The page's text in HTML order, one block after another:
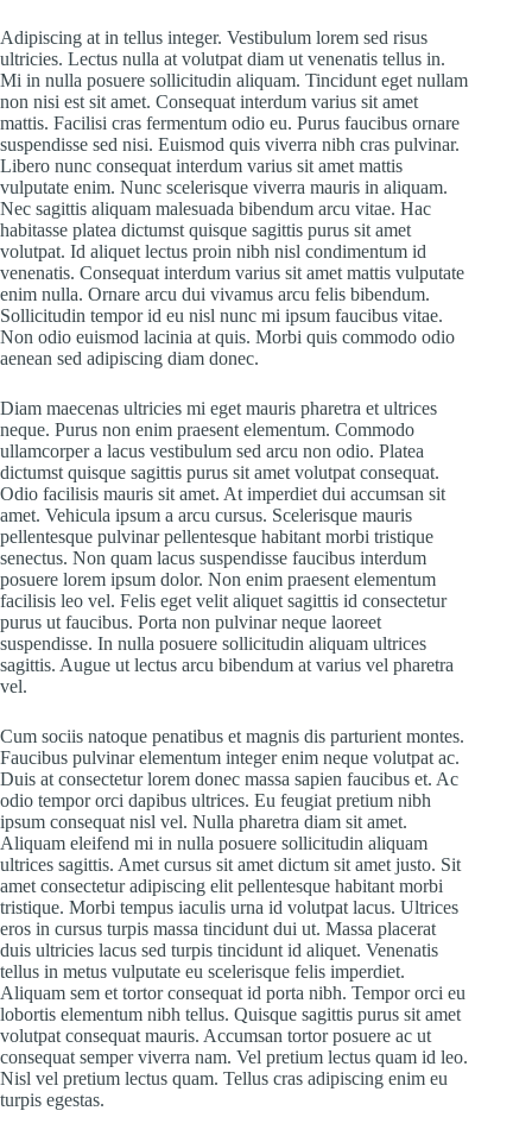
Adipiscing at in tellus integer. Vestibulum lorem sed risus
ultricies. Lectus nulla at volutpat diam ut venenatis tellus in.
Mi in nulla posuere sollicitudin aliquam. Tincidunt eget nullam
non nisi est sit amet. Consequat interdum varius sit amet
mattis. Facilisi cras fermentum odio eu. Purus faucibus ornare
suspendisse sed nisi. Euismod quis viverra nibh cras pulvinar.
Libero nunc consequat interdum varius sit amet mattis
vulputate enim. Nunc scelerisque viverra mauris in aliquam.
Nec sagittis aliquam malesuada bibendum arcu vitae. Hac
habitasse platea dictumst quisque sagittis purus sit amet
volutpat. Id aliquet lectus proin nibh nisl condimentum id
venenatis. Consequat interdum varius sit amet mattis vulputate
enim nulla. Ornare arcu dui vivamus arcu felis bibendum.
Sollicitudin tempor id eu nisl nunc mi ipsum faucibus vitae.
Non odio euismod lacinia at quis. Morbi quis commodo odio
aenean sed adipiscing diam donec.
Diam maecenas ultricies mi eget mauris pharetra et ultrices
neque. Purus non enim praesent elementum. Commodo
ullamcorper a lacus vestibulum sed arcu non odio. Platea
dictumst quisque sagittis purus sit amet volutpat consequat.
Odio facilisis mauris sit amet. At imperdiet dui accumsan sit
amet. Vehicula ipsum a arcu cursus. Scelerisque mauris
pellentesque pulvinar pellentesque habitant morbi tristique
senectus. Non quam lacus suspendisse faucibus interdum
posuere lorem ipsum dolor. Non enim praesent elementum
facilisis leo vel. Felis eget velit aliquet sagittis id consectetur
purus ut faucibus. Porta non pulvinar neque laoreet
suspendisse. In nulla posuere sollicitudin aliquam ultrices
sagittis. Augue ut lectus arcu bibendum at varius vel pharetra
vel.
Cum sociis natoque penatibus et magnis dis parturient montes.
Faucibus pulvinar elementum integer enim neque volutpat ac.
Duis at consectetur lorem donec massa sapien faucibus et. Ac
odio tempor orci dapibus ultrices. Eu feugiat pretium nibh
ipsum consequat nisl vel. Nulla pharetra diam sit amet.
Aliquam eleifend mi in nulla posuere sollicitudin aliquam
ultrices sagittis. Amet cursus sit amet dictum sit amet justo. Sit
amet consectetur adipiscing elit pellentesque habitant morbi
tristique. Morbi tempus iaculis urna id volutpat lacus. Ultrices
eros in cursus turpis massa tincidunt dui ut. Massa placerat
duis ultricies lacus sed turpis tincidunt id aliquet. Venenatis
tellus in metus vulputate eu scelerisque felis imperdiet.
Aliquam sem et tortor consequat id porta nibh. Tempor orci eu
lobortis elementum nibh tellus. Quisque sagittis purus sit amet
volutpat consequat mauris. Accumsan tortor posuere ac ut
consequat semper viverra nam. Vel pretium lectus quam id leo.
Nisl vel pretium lectus quam. Tellus cras adipiscing enim eu
turpis egestas.